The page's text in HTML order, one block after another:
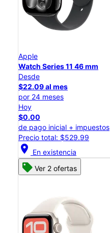
Apple
Watch Series 11 46 mm
Desde
$22.09 al mes
por 24 meses
Hoy
$0.00
de pago inicial + impuestos
Precio total: $529.99
location_on En existencia
Ver 2 ofertas